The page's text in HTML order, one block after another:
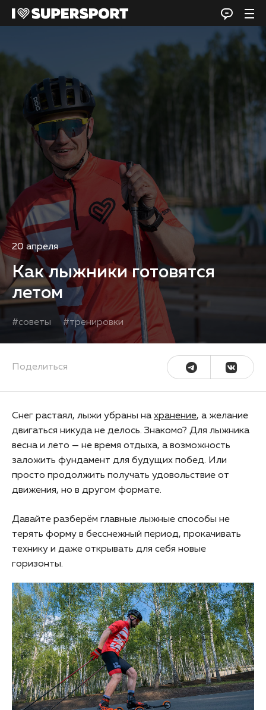
20 апреля
Как лыжники готовятся
летом
#советы #тренировки
Поделиться
Снег растаял, лыжи убраны нахранение, а желание
двигаться никуда не делось. Знакомо? Для лыжника
весна и лето — не время отдыха, а возможность
заложить фундамент для будущих побед. Или
просто продолжить получать удовольствие от
движения, но в другом формате.
Давайте разберём главные лыжные способы не
терять форму в бесснежный период, прокачивать
технику и даже открывать для себя новые
горизонты.